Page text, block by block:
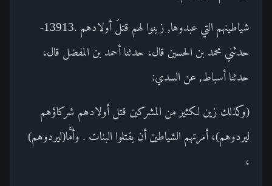
شياطينهم التي عبدوها, زينوا لهم قتلَ أولادهم .13913-
حدثني محمد بن الحسين قال، حدثنا أحمد بن المفضل قال،
حدثنا أسباط, عن السدي:
(وكذلك زين لكثير من المشركين قتل أولادهم شركاؤهم
ليردوهم)، أمرتهم الشياطين أن يقتلوا البنات . وأمَّا(ليردوهم)
،